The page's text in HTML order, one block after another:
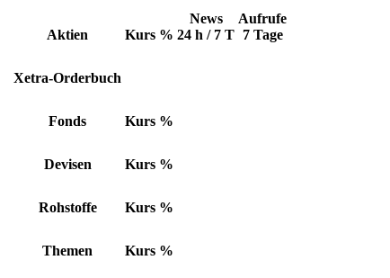
Aktien Kurs %
News
24 h / 7 T
Aufrufe
7 Tage
Xetra-Orderbuch
Fonds Kurs %
Devisen Kurs %
Rohstoffe Kurs %
Themen Kurs %